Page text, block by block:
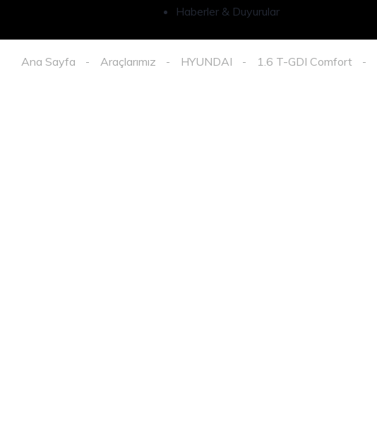
Haberler & Duyurular
Ana Sayfa Araçlarımız HYUNDAI 1.6 T-GDI Comfort